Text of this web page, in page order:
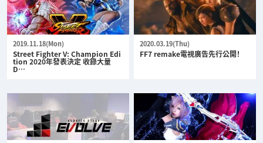
2019.11.18(Mon)
Street Fighter V: Champion Edi
tion 2020年發表決定 收錄大量
D…
2020.03.19(Thu)
FF7 remake電視廣告先行公開！